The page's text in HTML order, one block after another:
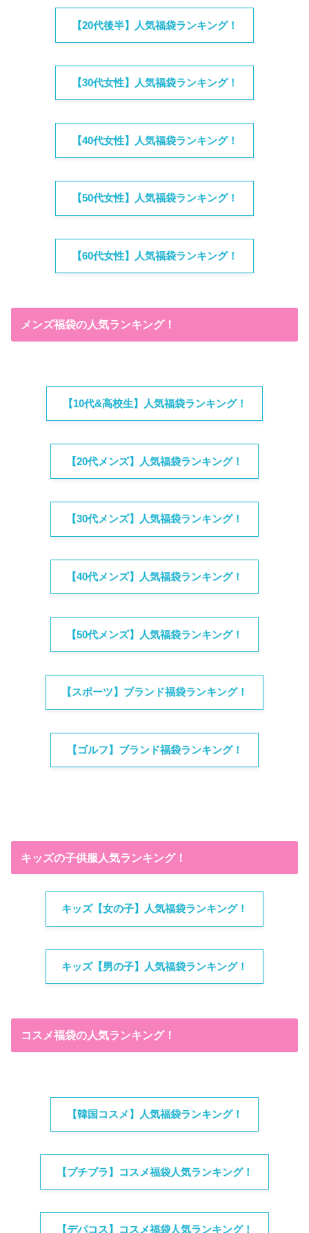
【20代後半】人気福袋ランキング！
【30代女性】人気福袋ランキング！
【40代女性】人気福袋ランキング！
【50代女性】人気福袋ランキング！
【60代女性】人気福袋ランキング！
メンズ福袋の人気ランキング！
【10代&高校生】人気福袋ランキング！
【20代メンズ】人気福袋ランキング！
【30代メンズ】人気福袋ランキング！
【40代メンズ】人気福袋ランキング！
【50代メンズ】人気福袋ランキング！
【スポーツ】ブランド福袋ランキング！
【ゴルフ】ブランド福袋ランキング！
キッズの子供服人気ランキング！
キッズ【女の子】人気福袋ランキング！
キッズ【男の子】人気福袋ランキング！
コスメ福袋の人気ランキング！
【韓国コスメ】人気福袋ランキング！
【プチプラ】コスメ福袋人気ランキング！
【デパコス】コスメ福袋人気ランキング！